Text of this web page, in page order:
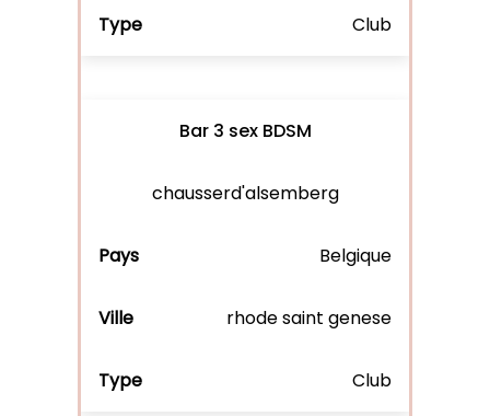
Club
Bar 3 sex BDSM
chausserd'alsemberg
Belgique
rhode saint genese
Club